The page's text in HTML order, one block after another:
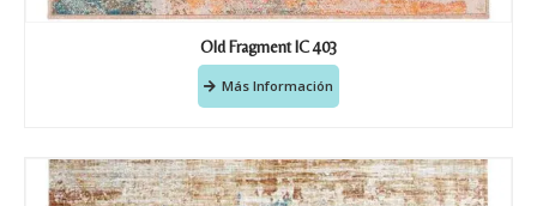
Old Fragment IC 403
Más Información